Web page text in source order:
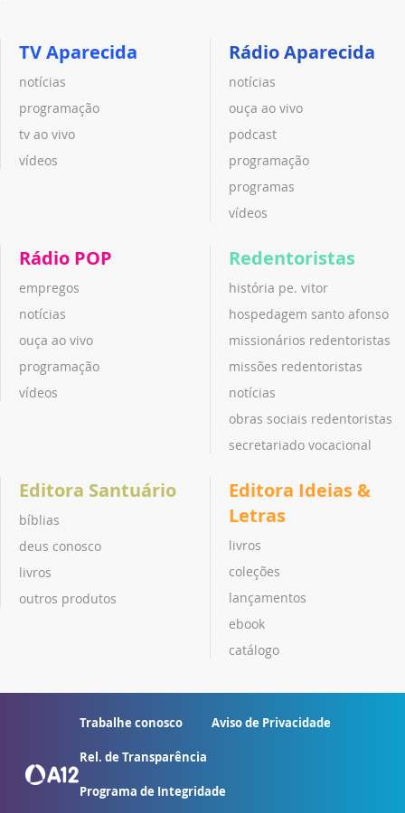
TV Aparecida
notícias
programação
tv ao vivo
vídeos
Rádio Aparecida
notícias
ouça ao vivo
podcast
programação
programas
vídeos
Rádio POP
empregos
notícias
ouça ao vivo
programação
vídeos
Redentoristas
história pe. vitor
hospedagem santo afonso
missionários redentoristas
missões redentoristas
notícias
obras sociais redentoristas
secretariado vocacional
Editora Santuário
bíblias
deus conosco
livros
outros produtos
Editora Ideias &
Letras
livros
coleções
lançamentos
ebook
catálogo
Trabalhe conosco Aviso de Privacidade
Rel. de Transparência
Programa de Integridade